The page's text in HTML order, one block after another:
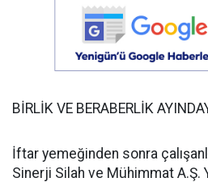
BİRLİK VE BERABERLİK
İftar yemeğinden sonra
Sinerji Silah ve Mühimmat A.Ş.